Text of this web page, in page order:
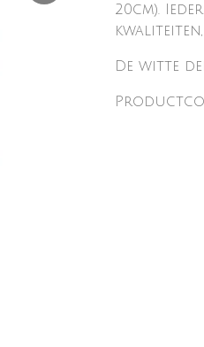
20cm).
De witte